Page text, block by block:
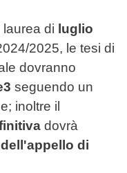
di luglio
2025, le tesi di
dovranno
seguendo un
inoltre il
dovrà
di